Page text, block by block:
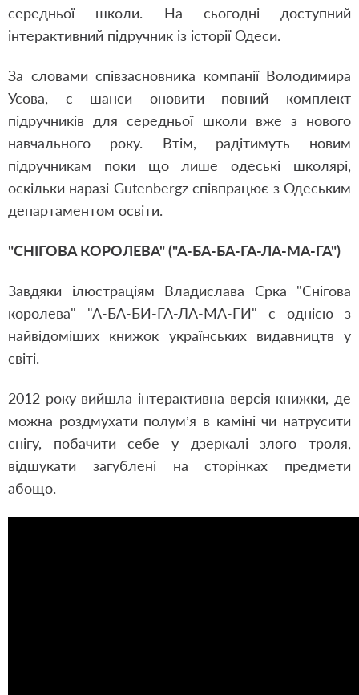
середньої школи. На сьогодні доступний
інтерактивний підручник із історії Одеси.
За словами співзасновника компанії Володимира
Усова, є шанси оновити повний комплект
підручників для середньої школи вже з нового
навчального року. Втім, радітимуть новим
підручникам поки що лише одеські школярі,
оскільки наразі Gutenbergz співпрацює з Одеським
департаментом освіти.
"СНІГОВА КОРОЛЕВА" ("А-БА-БА-ГА-ЛА-МА-ГА")
Завдяки ілюстраціям Владислава Єрка "Снігова
королева" "А-БА-БИ-ГА-ЛА-МА-ГИ" є однією з
найвідоміших книжок українських видавництв у
світі.
2012 року вийшла інтерактивна версія книжки, де
можна роздмухати полум’я в каміні чи натрусити
снігу, побачити себе у дзеркалі злого троля,
відшукати загублені на сторінках предмети
абощо.